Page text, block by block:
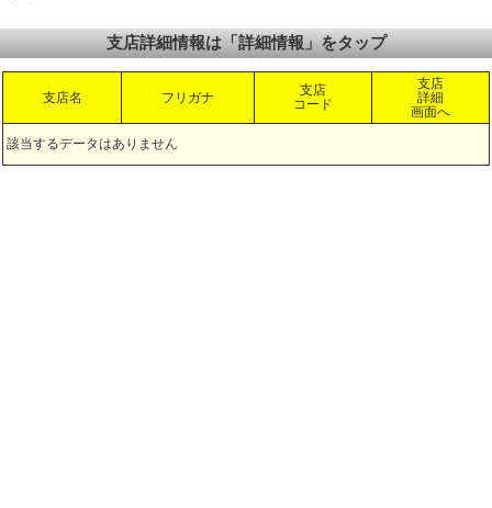
支店詳細情報は「詳細情報」をタップ
支店名 フリガナ
支店
コード
支店
詳細
画面へ
該当するデータはありません